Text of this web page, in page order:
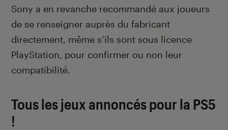
Sony a en revanche recommandé aux joueurs
de se renseigner auprès du fabricant
directement, même s’ils sont sous licence
PlayStation, pour confirmer ou non leur
compatibilité.
Tous les jeux annoncés pour la PS5
!